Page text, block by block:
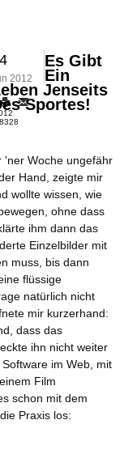
2012
Es Gibt
Ein
Jenseits
Sportes!
8328
'ner Woche ungefähr
Hand, zeigte mir
wollte wissen, wie
ohne dass
ihm dann das
Einzelbilder mit
muss, bis dann
flüssige
natürlich nicht
mir kurzerhand:
dass das
ihn nicht weiter
im Web, mit
Film
schon mit dem
Praxis los: